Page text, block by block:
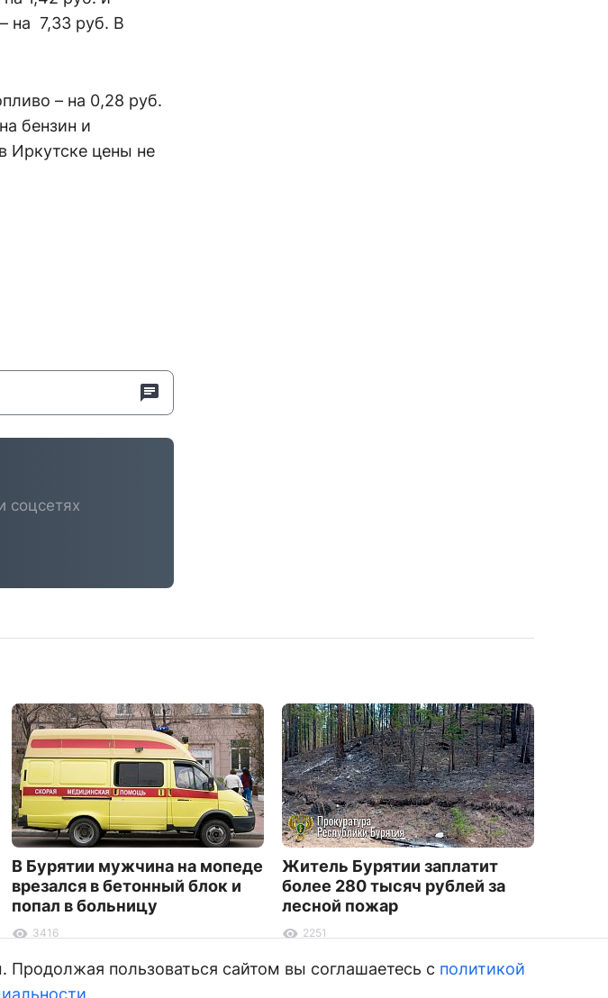
на 7,33 руб. В
– на 0,28 руб.
бензин и
Иркутске цены не
соцсетях
В Бурятии мужчина на мопеде
врезался в бетонный блок и
попал в больницу
3416
Житель Бурятии заплатит
более 280 тысяч рублей за
лесной пожар
2251
пользоваться сайтом вы соглашаетесь с политикой
.